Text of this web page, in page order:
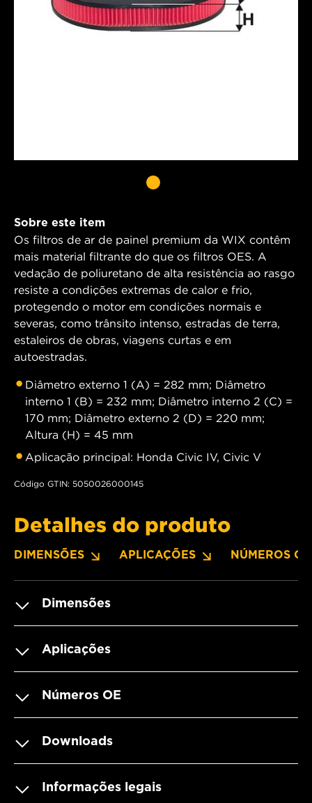
Sobre este item
Os filtros de ar de painel premium da WIX contêm
mais material filtrante do que os filtros OES. A
vedação de poliuretano de alta resistência ao rasgo
resiste a condições extremas de calor e frio,
protegendo o motor em condições normais e
severas, como trânsito intenso, estradas de terra,
estaleiros de obras, viagens curtas e em
autoestradas.
Diâmetro externo 1 (A) = 282 mm; Diâmetro
interno 1 (B) = 232 mm; Diâmetro interno 2 (C) =
170 mm; Diâmetro externo 2 (D) = 220 mm;
Altura (H) = 45 mm
Aplicação principal: Honda Civic IV, Civic V
Código GTIN: 5050026000145
Detalhes do produto
DIMENSÕES APLICAÇÕES NÚMEROS OE
Dimensões
Aplicações
Números OE
Downloads
Informações legais